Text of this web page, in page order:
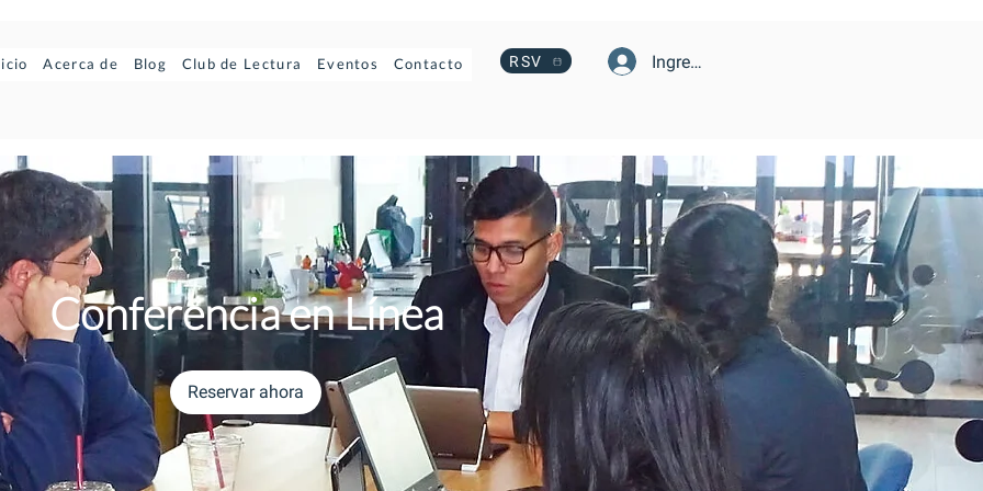
Acerca de Blog Club de Lectura Eventos Contacto RSV Ingresa
Conferencia en Línea
Reservar ahora